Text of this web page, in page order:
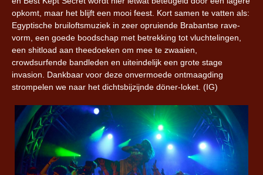
opkomt, maar het blijft een mooi feest. Kort samen te vatten als:
Egyptische bruiloftsmuziek in zeer opruiende Brabantse rave-
vorm, een goede boodschap met betrekking tot vluchtelingen,
een shitload aan theedoeken om mee te zwaaien,
crowdsurfende bandleden en uiteindelijk een grote stage
invasion. Dankbaar voor deze onvermoede ontmaagding
strompelen we naar het dichtsbijzijnde döner-loket. (IG)